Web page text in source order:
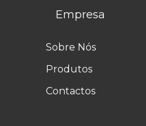
Empresa
Sobre Nós
Produtos
Contactos